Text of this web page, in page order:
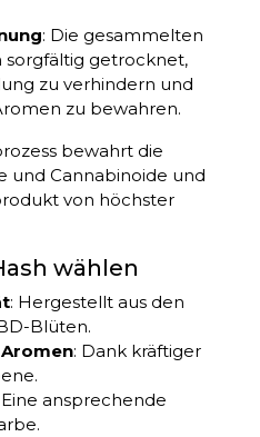
: Die gesammelten
getrocknet,
zu verhindern und
zu bewahren.
bewahrt die
und Cannabinoide und
von höchster
wählen
: Hergestellt aus den
Blüten.
: Dank kräftiger
Eine ansprechende